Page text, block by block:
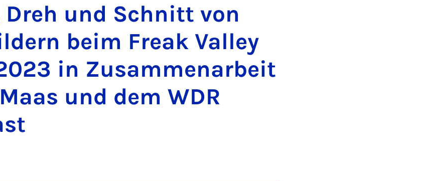
Dreh und Schnitt von
beim Freak Val­ley
in Zu­sam­me­n­a­r­beit
und dem WDR